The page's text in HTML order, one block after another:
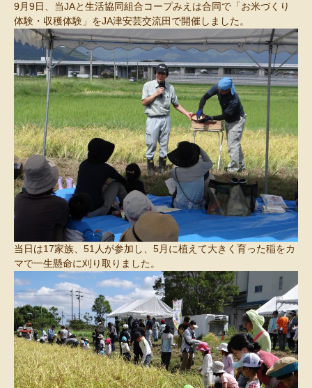
9月9日、当JAと生活協同組合コープみえは合同で「お米づくり
体験・収穫体験」をJA津安芸交流田で開催しました。
当日は17家族、51人が参加し、5月に植えて大きく育った稲をカ
マで一生懸命に刈り取りました。